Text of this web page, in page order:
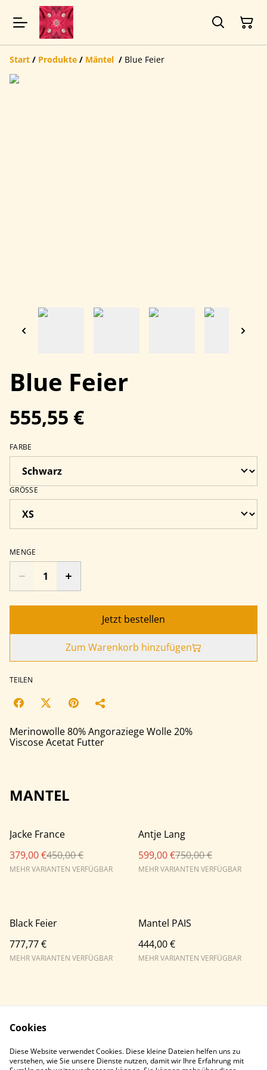
Start / Produkte / Mäntel / Blue Feier
Blue Feier
555,55 €
FARBE
GRÖSSE
MENGE
Jetzt bestellen
Zum Warenkorb hinzufügen
TEILEN
Merinowolle 80% Angoraziege Wolle 20%
Viscose Acetat Futter
MANTEL
%
Jacke France
379,00 €450,00 €
MEHR VARIANTEN VERFÜGBAR
%
Antje Lang
599,00 €750,00 €
MEHR VARIANTEN VERFÜGBAR
Black Feier
777,77 €
MEHR VARIANTEN VERFÜGBAR
Mantel PAIS
444,00 €
MEHR VARIANTEN VERFÜGBAR
Contact Us
Legal Terms
Privacy Policy
Cookie Policy
Cookies
Diese Website verwendet Cookies. Diese kleine Dateien helfen uns zu
verstehen, wie Sie unsere Dienste nutzen, damit wir Ihre Erfahrung mit